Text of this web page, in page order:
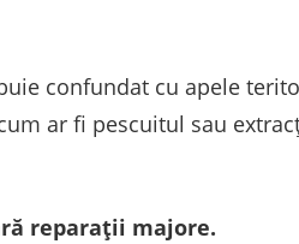
confundat cu apele
ar fi pescuitul sau
reparații majore.